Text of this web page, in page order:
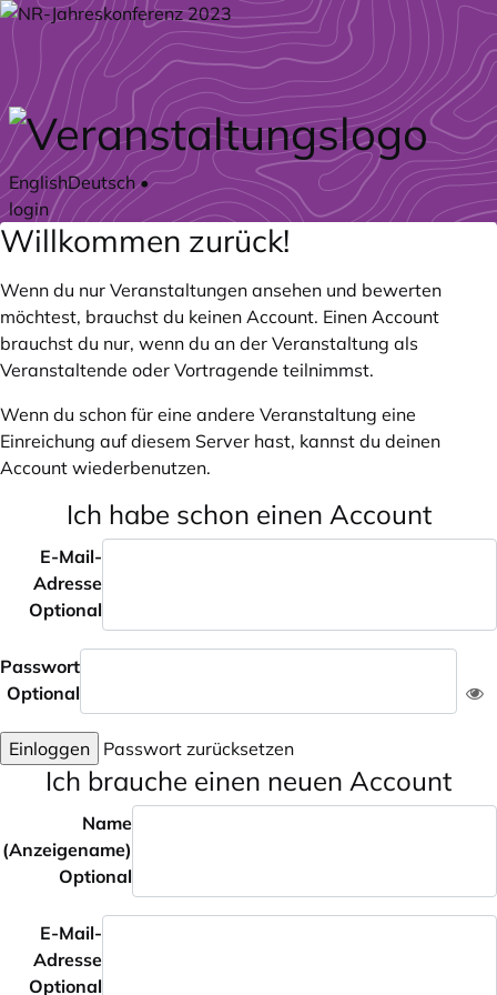
Zum Hauptteil springen
EnglishDeutsch•
login
Willkommen zurück!
Wenn du nur Veranstaltungen ansehen und bewerten
möchtest, brauchst du keinen Account. Einen Account
brauchst du nur, wenn du an der Veranstaltung als
Veranstaltende oder Vortragende teilnimmst.
Wenn du schon für eine andere Veranstaltung eine
Einreichung auf diesem Server hast, kannst du deinen
Account wiederbenutzen.
Ich habe schon einen Account
E-Mail-
Adresse
Optional
Passwort
Optional
Einloggen Passwort zurücksetzen
Ich brauche einen neuen Account
Name
(Anzeigename)
Optional
E-Mail-
Adresse
Optional